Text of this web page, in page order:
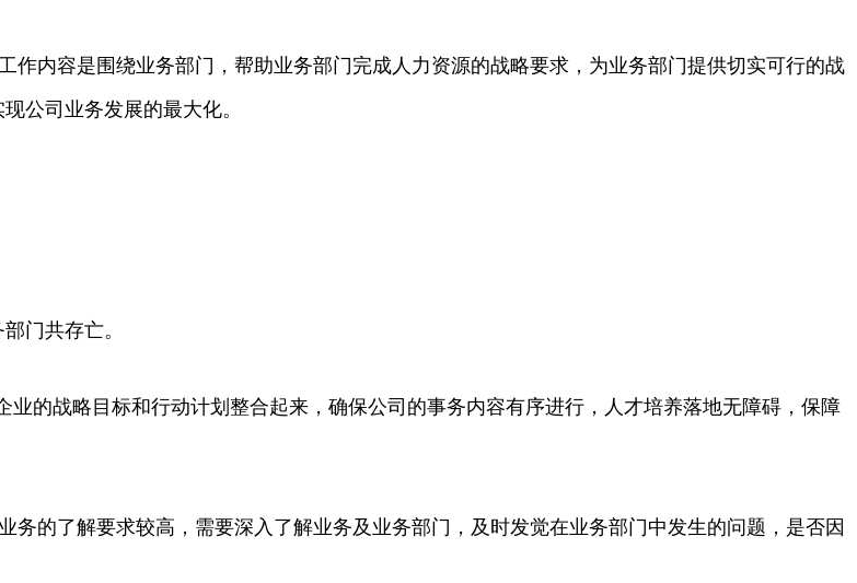
作内容是围绕业务部门，帮助业务部门完成人力资源的战略要求，为业务部门提供切实可行的战
公司业务发展的最大化。
门共存亡。
的战略目标和行动计划整合起来，确保公司的事务内容有序进行，人才培养落地无障碍，保障
的了解要求较高，需要深入了解业务及业务部门，及时发觉在业务部门中发生的问题，是否因